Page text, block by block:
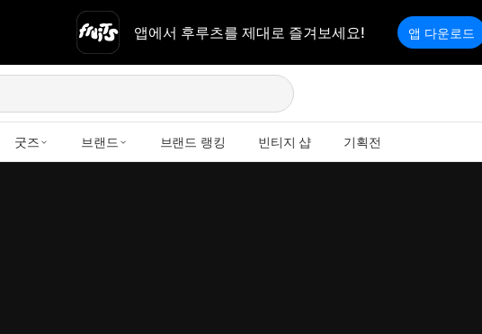
앱에서 후루츠를 제대로 즐겨보세요! 앱 다운로드
굿즈 브랜드 브랜드 랭킹 빈티지 샵 기획전